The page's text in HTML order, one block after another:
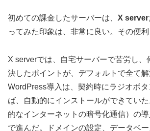
初めての課金したサーバーは、 X server
ってみた印象は、非常に良い。その便利
X serverでは、自宅サーバーで苦労し、
決したポイントが、デフォルトで全て解
WordPress導入は、契約時にラジオボ
ば、自動的にインストールができてい
的なインターネットの暗号化通信）の
で進んだ。ドメインの設定、データベ